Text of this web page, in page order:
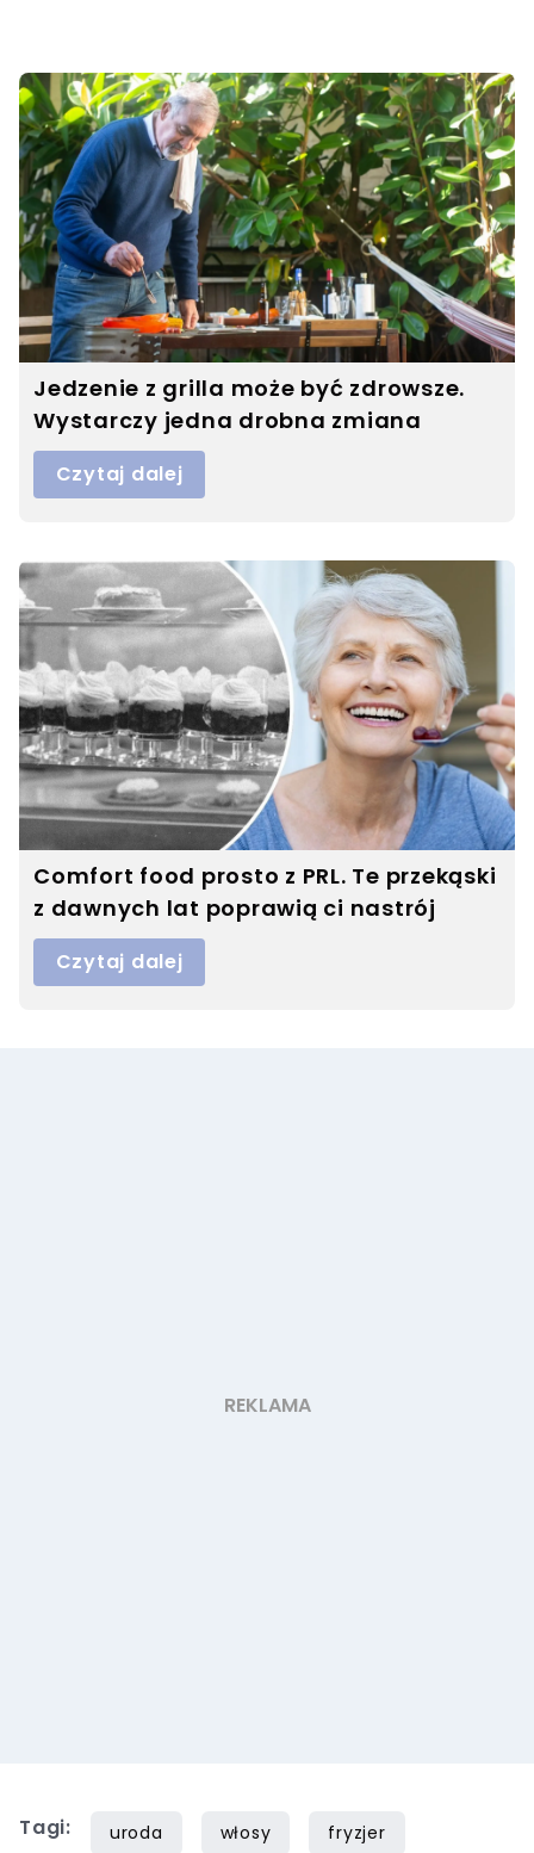
Jedzenie z grilla może być zdrowsze.
Wystarczy jedna drobna zmiana
Czytaj dalej
Comfort food prosto z PRL. Te przekąski
z dawnych lat poprawią ci nastrój
Czytaj dalej
Tagi: uroda włosy fryzjer